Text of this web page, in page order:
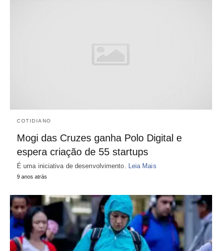
COTIDIANO
Mogi das Cruzes ganha Polo Digital e
espera criação de 55 startups
É uma iniciativa de desenvolvimento. Leia Mais
9 anos atrás